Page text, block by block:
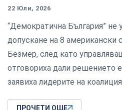
22 Юли, 2026
“Демократична България” не
допускане на 8 американски
Безмер, след като
отговориха дали решението
заявиха лидерите на
ПРОЧЕТИ ОЩЕ